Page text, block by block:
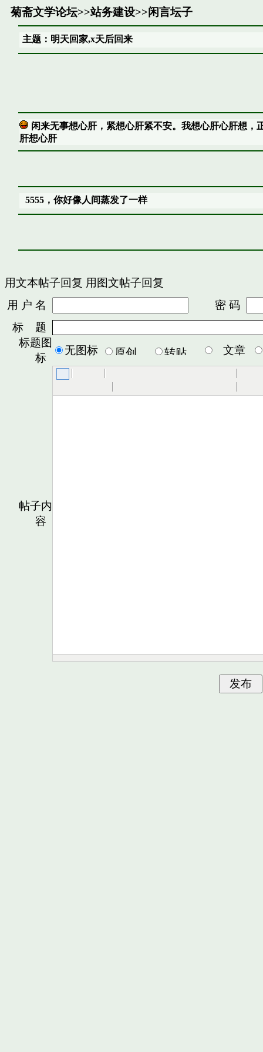
菊斋文学论坛>>站务建设>>闲言坛子
主题：明天回家,x天后回来
闲来无事想心肝，紧想心肝紧不安。我想心肝心肝想，
肝想心肝
5555，你好像人间蒸发了一样
用文本帖子回复 用图文帖子回复
用 户 名
密 码
标 题
标题图
标
无图标 文章
帖子内
容